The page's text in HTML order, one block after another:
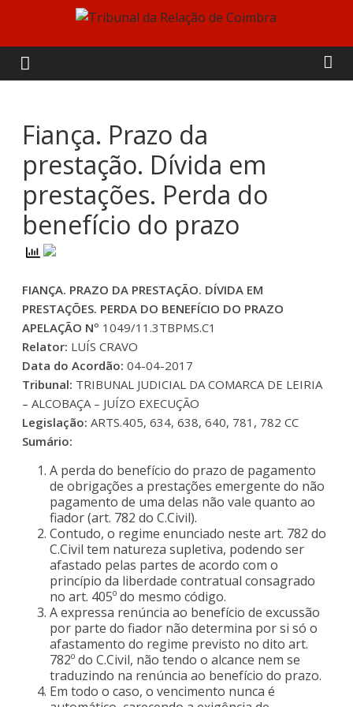
content
Tribunal
da
Relação
de
Coimbra
Fiança. Prazo da
prestação. Dívida em
prestações. Perda do
benefício do prazo
FIANÇA. PRAZO DA PRESTAÇÃO. DÍVIDA EM
PRESTAÇÕES. PERDA DO BENEFÍCIO DO PRAZO
APELAÇÃO Nº 1049/11.3TBPMS.C1
Relator: LUÍS CRAVO
Data do Acordão:04-04-2017
Tribunal: TRIBUNAL JUDICIAL DA COMARCA DE LEIRIA
– ALCOBAÇA – JUÍZO EXECUÇÃO
Legislação:ARTS.405, 634, 638, 640, 781, 782 CC
Sumário:
A perda do benefício do prazo de pagamento
de obrigações a prestações emergente do não
pagamento de uma delas não vale quanto ao
fiador (art. 782 do C.Civil).
Contudo, o regime enunciado neste art. 782 do
C.Civil tem natureza supletiva, podendo ser
afastado pelas partes de acordo com o
princípio da liberdade contratual consagrado
no art. 405º do mesmo código.
A expressa renúncia ao benefício de excussão
por parte do fiador não determina por si só o
afastamento do regime previsto no dito art.
782º do C.Civil, não tendo o alcance nem se
traduzindo na renúncia ao benefício do prazo.
Em todo o caso, o vencimento nunca é